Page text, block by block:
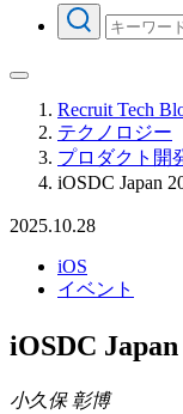
Recruit Tech
テクノロジー
プロダクト開
iOSDC Japan
2025.10.28
iOS
イベント
iOSDC
小久保 彰博